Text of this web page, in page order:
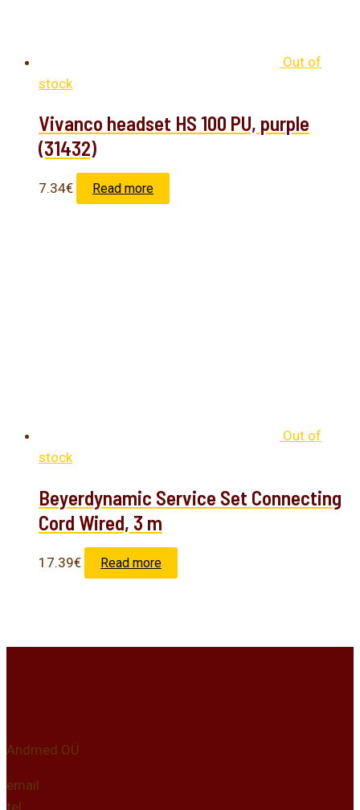
Out of
stock
Vivanco headset HS 100 PU, purple
(31432)
7.34€ Read more
Out of
stock
Beyerdynamic Service Set Connecting
Cord Wired, 3 m
17.39€ Read more
Andmed OÜ
email
tel